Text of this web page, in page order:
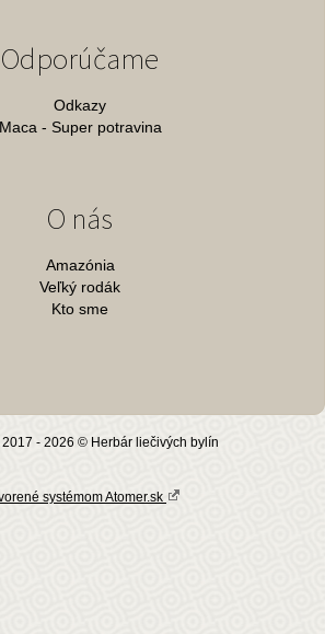
Odporúčame
Odkazy
Maca - Super potravina
O nás
Amazónia
Veľký rodák
Kto sme
- 2026 © Herbár liečivých bylín
systémom Atomer.sk